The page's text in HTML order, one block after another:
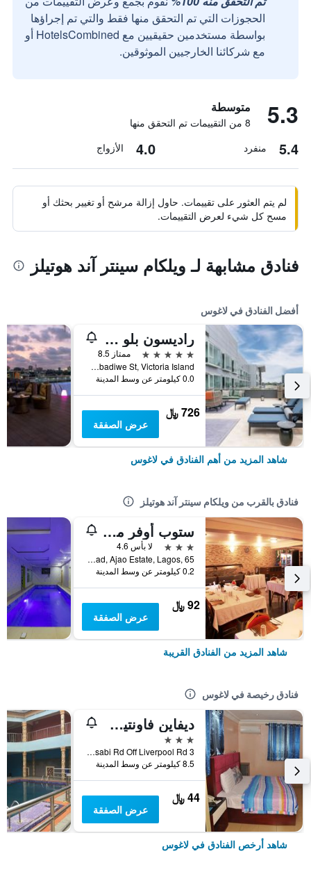
الحجوزات التي تم التحقق منها فقط والتي تم إجراؤها
بواسطة مستخدمين حقيقيين مع HotelsCombined أو
مع شركائنا الخارجيين الموثوقين.
5.3 متوسطة
8 من التقييمات تم التحقق منها
5.4 منفرد 4.0 الأزواج
لم يتم العثور على تقييمات. حاول إزالة مرشح أو تغيير بحثك أو
مسح كل شيء لعرض التقييمات.
فنادق مشابهة لـ ويلكام سينتر آند هوتيلز
أفضل الفنادق في لاغوس
راديسون بلو أنكوراج هوتل، لاجوس، في.آي.
5 نجوم
ممتاز 8.5
1a Ozumba Mbadiwe St, Victoria Island, لاغوس, نيجيريا
0.0 كيلومتر عن وسط المدينة
726 ﷼
عرض الصفقة
شاهد المزيد من أهم الفنادق في لاغوس
فنادق بالقرب من ويلكام سينتر آند هوتيلز
ستوب أوفر موتلز
3 نجوم
لا بأس 4.6
International Airport Road, Ajao Estate, Lagos, 65, لاغوس, نيجيريا
0.2 كيلومتر عن وسط المدينة
92 ﷼
عرض الصفقة
شاهد المزيد من الفنادق القريبة
فنادق رخيصة في لاغوس
ديفاين فاونتين أبابا برانش
3 نجوم
3 Lisabi Rd Off Liverpool Rd, لاغوس, نيجيريا
8.5 كيلومتر عن وسط المدينة
44 ﷼
عرض الصفقة
شاهد أرخص الفنادق في لاغوس